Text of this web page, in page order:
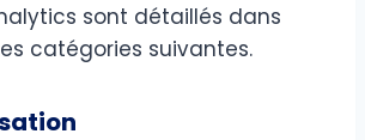
sont détaillés dans
catégories suivantes.